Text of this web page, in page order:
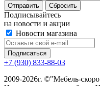
Сбросить
Подписывайтесь
на новости и акции
Новости магазина
+7 (930) 833-88-03
2009-2026г. ©"Мебель-